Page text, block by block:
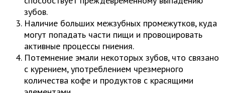
зубов.
Наличие больших межзубных промежутков, куда
могут попадать части пищи и провоцировать
активные процессы гниения.
Потемнение эмали некоторых зубов, что связано
с курением, употреблением чрезмерного
количества кофе и продуктов с красящими